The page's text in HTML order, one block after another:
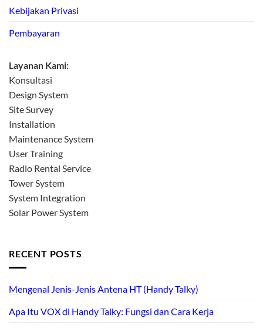
Kebijakan Privasi
Pembayaran
Layanan Kami:
Konsultasi
Design System
Site Survey
Installation
Maintenance System
User Training
Radio Rental Service
Tower System
System Integration
Solar Power System
RECENT POSTS
Mengenal Jenis-Jenis Antena HT (Handy Talky)
Apa Itu VOX di Handy Talky: Fungsi dan Cara Kerja